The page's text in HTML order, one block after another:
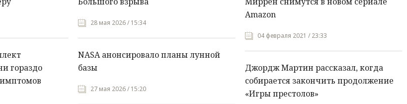
гораздо
28 мая 2026 / 15:34
NASA анонсировало планы лунной
базы
27 мая 2026 / 15:20
Amazon
04 февраля 2021 / 23:33
Джордж Мартин рассказал, когда
собирается закончить продолжение
«Игры престолов»